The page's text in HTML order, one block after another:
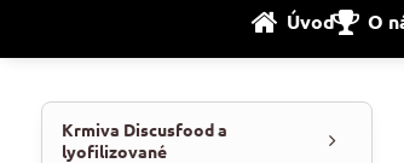
Úvod O
Krmiva Discusfood a
lyofilizované